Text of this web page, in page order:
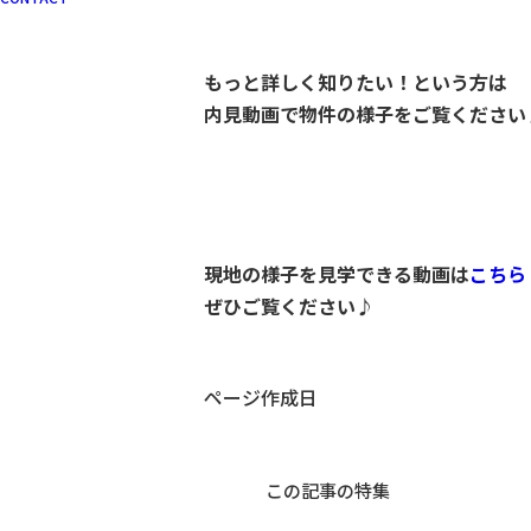
もっと詳しく知りたい！という方は
内見動画で物件の様子をご覧くださ
現地の様子を見学できる動画はこちら
ぜひご覧ください♪
ページ作成日
この記事の特集